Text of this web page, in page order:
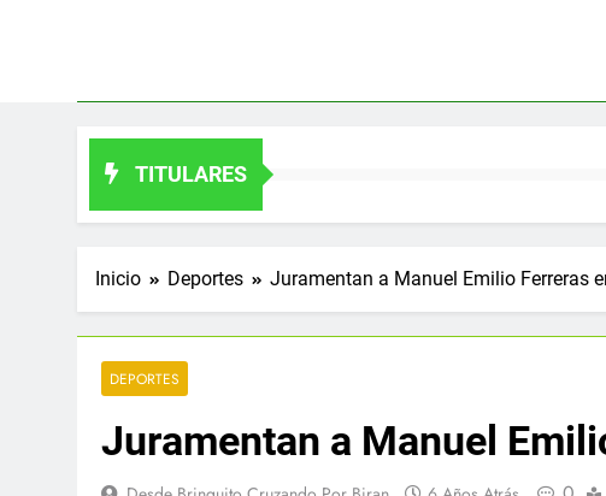
TITULARES
Inicio Deportes Juramentan a Manuel Emilio Ferreras
DEPORTES
Juramentan a Manuel